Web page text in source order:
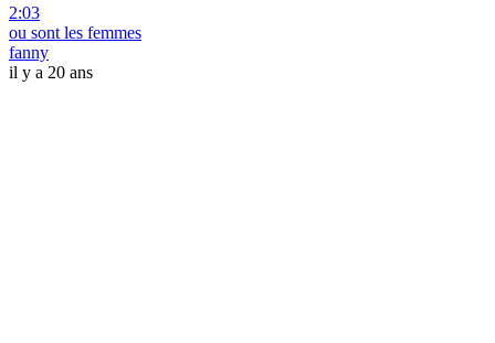
2:03
ou sont les femmes
fanny
il y a 20 ans